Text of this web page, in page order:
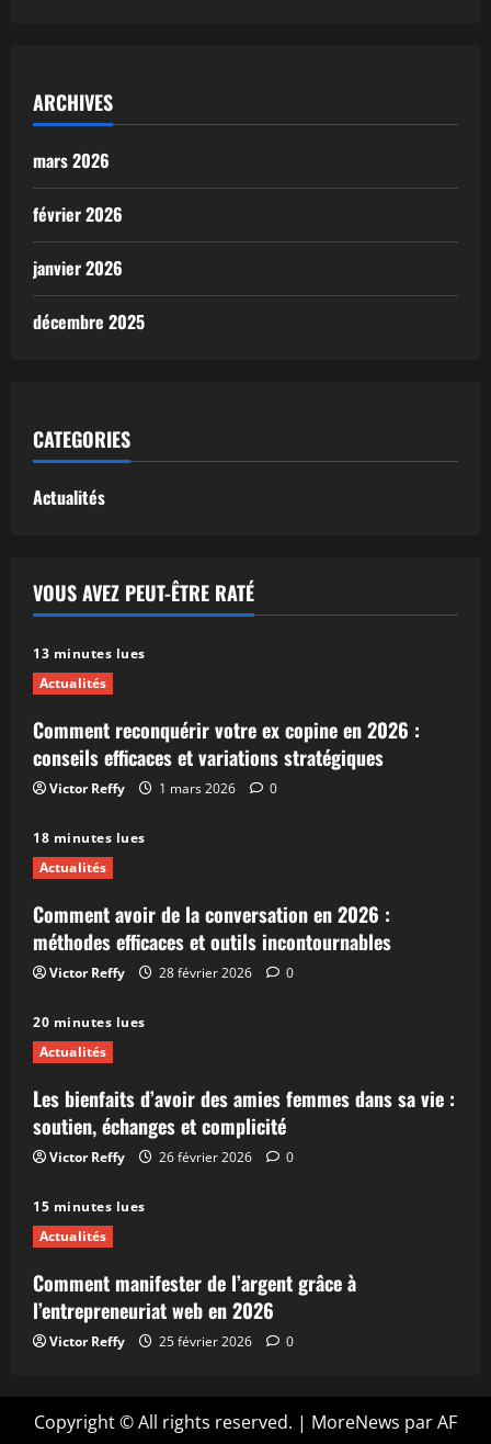
ARCHIVES
mars 2026
février 2026
janvier 2026
décembre 2025
CATEGORIES
Actualités
VOUS AVEZ PEUT-ÊTRE RATÉ
13 minutes lues
Actualités
Comment reconquérir votre ex copine en 2026 :
conseils efficaces et variations stratégiques
Victor Reffy 1 mars 2026 0
18 minutes lues
Actualités
Comment avoir de la conversation en 2026 :
méthodes efficaces et outils incontournables
Victor Reffy 28 février 2026 0
20 minutes lues
Actualités
Les bienfaits d’avoir des amies femmes dans sa vie :
soutien, échanges et complicité
Victor Reffy 26 février 2026 0
15 minutes lues
Actualités
Comment manifester de l’argent grâce à
l’entrepreneuriat web en 2026
Victor Reffy 25 février 2026 0
Copyright © All rights reserved. | MoreNews par AF